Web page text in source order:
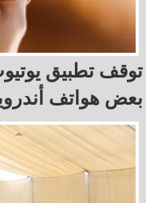
توقف تطبيق
بعض هواتف